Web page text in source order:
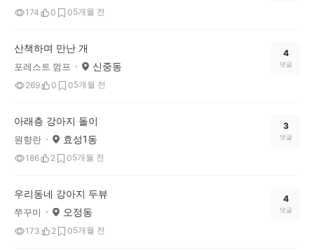
174 0 05개월 전
산책하며 만난 개
포레스트 껌프 신중동
269 0 05개월 전
4
댓글
아래층 강아지 돌이
원향란 효성1동
186 2 05개월 전
3
댓글
우리동네 강아지 두뷰
쭈꾸미 오정동
173 2 05개월 전
4
댓글